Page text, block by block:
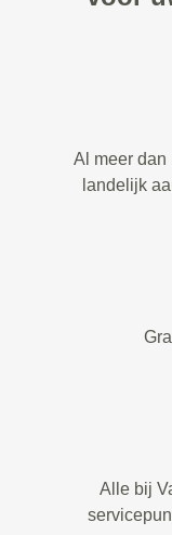
Al meer dan
landelijk
Alle bij